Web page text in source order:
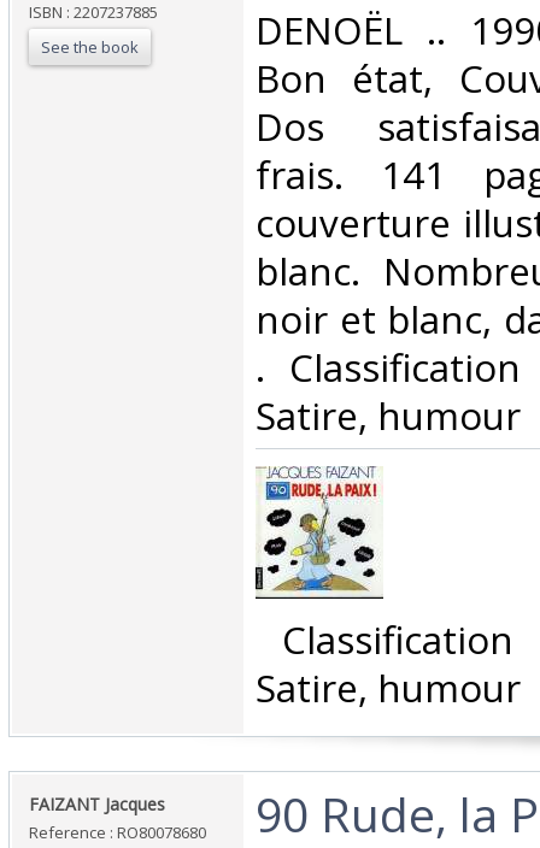
ISBN : 2207237885
See the book
‎DENOËL ..
Bon état,
Dos
frais. 141
couverture
blanc.
noir et blanc,
.
Satire, humour‎
Satire, humour‎
‎FAIZANT Jacques‎
Reference : RO80078680
‎90 Rude, la